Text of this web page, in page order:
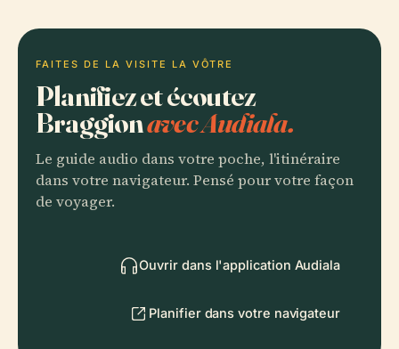
FAITES DE LA VISITE LA VÔTRE
Planifiez et écoutez
Braggionavec Audiala.
Le guide audio dans votre poche, l'itinéraire
dans votre navigateur. Pensé pour votre façon
de voyager.
Ouvrir dans l'application Audiala
Planifier dans votre navigateur